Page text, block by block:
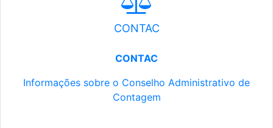
CONTAC
CONTAC
Informações sobre o Conselho Administrativo de
Contagem